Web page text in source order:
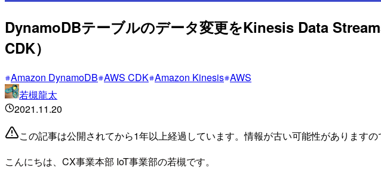
DynamoDBテーブルのデータ変更をKinesis Data
CDK）
Amazon DynamoDB AWS CDK Amazon Kinesis AWS
若槻龍太
2021.11.20
この記事は公開されてから1年以上経過しています。情報が古い可能性がありますの
こんにちは、CX事業本部 IoT事業部の若槻です。